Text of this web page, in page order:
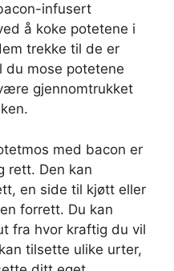
infusert
å koke potetene i
trekke til de er
du mose potetene
gjennomtrukket
med bacon er
rett. Den kan
en side til kjøtt eller
forrett. Du kan
fra hvor kraftig du vil
tilsette ulike urter,